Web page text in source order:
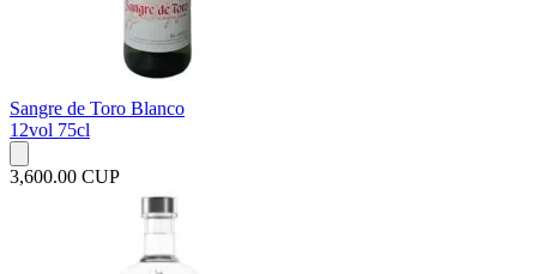
Sangre de Toro Blanco
12vol 75cl
3,600.00 CUP